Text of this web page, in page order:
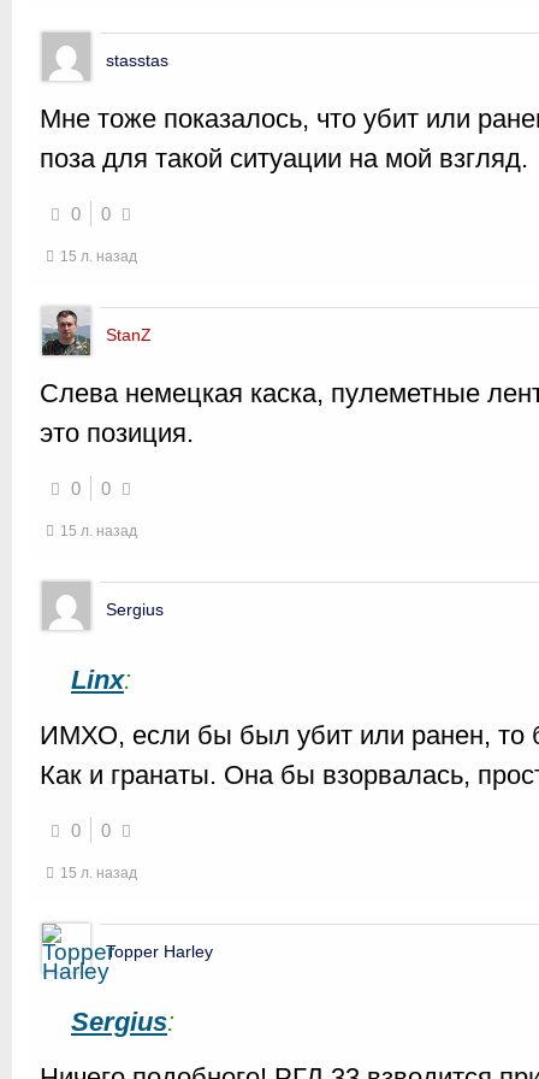
stasstas
Мне тоже показалось, что убит или
поза для такой ситуации на мой взгляд.
0 0
15 л. назад
StanZ
Слева немецкая каска, пулеметные
это позиция.
0 0
15 л. назад
Sergius
Linx:
ИМХО, если бы был убит или ранен, то
Как и гранаты. Она бы взорвалась,
0 0
15 л. назад
Topper Harley
Sergius: